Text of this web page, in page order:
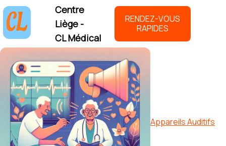
Centre
Liège -
CL Médical
RENDEZ-VOUS
RAPIDES
Appareils Auditifs